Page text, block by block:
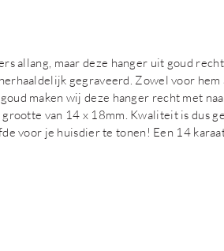
allang, maar deze hanger uit goud
gegraveerd. Zowel voor hem
maken wij deze hanger recht met
van 14 x 18mm. Kwaliteit is dus
voor je huisdier te tonen! Een 14